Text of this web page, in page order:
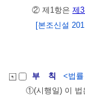
② 제1항은 제
[본조신설
부 칙
<법
①(시행일) 이 법